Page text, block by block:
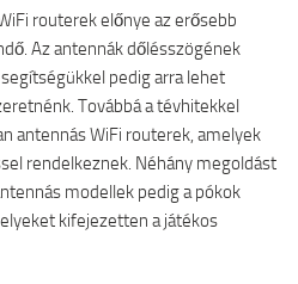
routerek előnye az erősebb
Az antennák dőlésszögének
pedig arra lehet
Továbbá a tévhitekkel
antennás WiFi routerek, amelyek
rendelkeznek. Néhány megoldást
modellek pedig a pókok
kifejezetten a játékos